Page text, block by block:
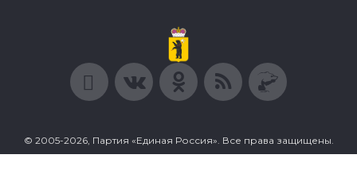
© 2005-2026, Партия «Единая Россия». Все права защищены.